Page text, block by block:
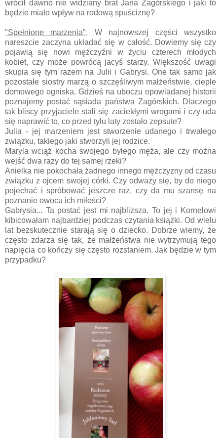
wrócił dawno nie widziany brat Jana Zagórskiego i jaki to
będzie miało wpływ na rodową spuściznę?
"Spełnione marzenia". W najnowszej części wszystko
nareszcie zaczyna układać się w całość. Dowiemy się czy
pojawią się nowi mężczyźni w życiu czterech młodych
kobiet, czy może powrócą jacyś starzy. Większość uwagi
skupia się tym razem na Julii i Gabrysi. One tak samo jak
pozostałe siostry marzą o szczęśliwym małżeństwie, cieple
domowego ogniska. Gdzieś na uboczu opowiadanej historii
poznajemy postać sąsiada państwa Zagórskich. Dlaczego
tak bliscy przyjaciele stali się zaciekłymi wrogami i czy uda
się naprawić to, co przed tylu laty zostało zepsute?
Julia - jej marzeniem jest stworzenie udanego i trwałego
związku, takiego jaki stworzyli jej rodzice.
Maryla wciąż kocha swojego byłego męża, ale czy można
wejść dwa razy do tej samej rzeki?
Anielka nie pokochała żadnego innego mężczyzny od czasu
związku z ojcem swojej córki. Czy odważy się, by do niego
pojechać i spróbować jeszcze raz, czy da mu szansę na
poznanie owocu ich miłości?
Gabrysia... Ta postać jest mi najbliższa. To jej i Kornelowi
kibicowałam najbardziej podczas czytania książki. Od wielu
lat bezskutecznie starają się o dziecko. Dobrze wiemy, że
często zdarza się tak, że małżeństwa nie wytrzymują tego
napięcia co kończy się często rozstaniem. Jak będzie w tym
przypadku?